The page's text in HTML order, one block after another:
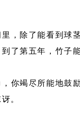
，除了能看到
了第五年，竹子
你竭尽所能地
。